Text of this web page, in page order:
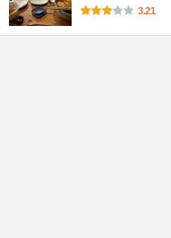
3.21